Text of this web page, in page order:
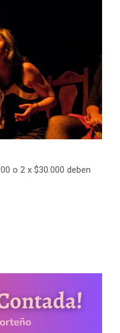
o 2 x $30.000 deben